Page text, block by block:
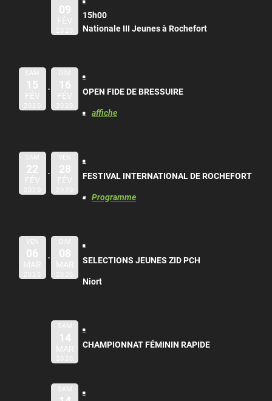
09
FÉV
2020
15h00
Nationale III Jeunes à Rochefort
SAM
15
FÉV
2020
DIM
16
FÉV
2020
OPEN FIDE DE BRESSUIRE
affiche
SAM
22
FÉV
2020
VEN
28
FÉV
2020
FESTIVAL INTERNATIONAL DE ROCHEFORT
Programme
VEN
06
MAR
2020
DIM
08
MAR
2020
SELECTIONS JEUNES ZID PCH
Niort
SAM
14
MAR
2020
CHAMPIONNAT FÉMININ RAPIDE
SAM